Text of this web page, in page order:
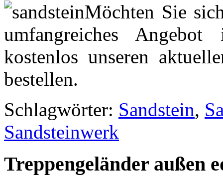
Möchten Sie
umfangreiches
kostenlos unseren
bestellen.
Schlagwörter: Sandstein,
Sandsteinwerk
Treppengeländer außen